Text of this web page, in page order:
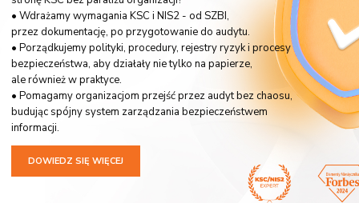
• Wdrażamy wymagania KSC i NIS2 - od SZBI,
przez dokumentację, po przygotowanie do audytu.
• Porządkujemy polityki, procedury, rejestry ryzyk i procesy
bezpieczeństwa, aby działały nie tylko na papierze,
ale również w praktyce.
• Pomagamy organizacjom przejść przez audyt bez chaosu,
budując spójny system zarządzania bezpieczeństwem
informacji.
DOWIEDZ SIĘ WIĘCEJ